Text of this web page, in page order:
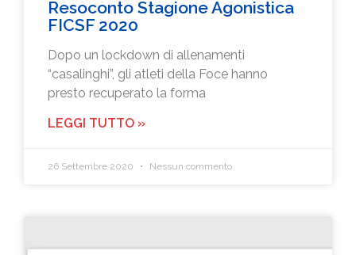
Resoconto Stagione Agonistica
FICSF 2020
Dopo un lockdown di allenamenti
“casalinghi”, gli atleti della Foce hanno
presto recuperato la forma
LEGGI TUTTO »
26 Settembre 2020 Nessun commento